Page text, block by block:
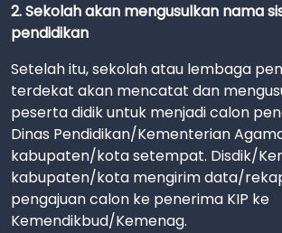
2. Sekolah akan mengusulkan nama
pendidikan
Setelah itu, sekolah atau lembaga
terdekat akan mencatat dan
peserta didik untuk menjadi calon
Dinas Pendidikan/Kementerian
kabupaten/kota setempat. Disdik/
kabupaten/kota mengirim data/
pengajuan calon ke penerima KIP ke
Kemendikbud/Kemenag.